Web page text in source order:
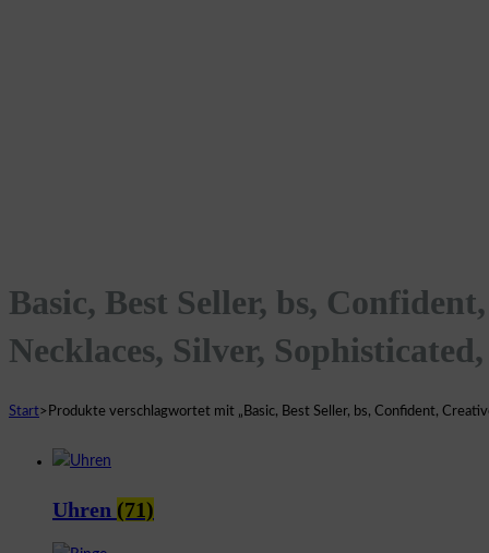
Basic, Best Seller, bs,
Necklaces, Silver,
Start> Produkte verschlagwortet mit „Basic, Best Seller, bs, Confident,
Uhren (71)